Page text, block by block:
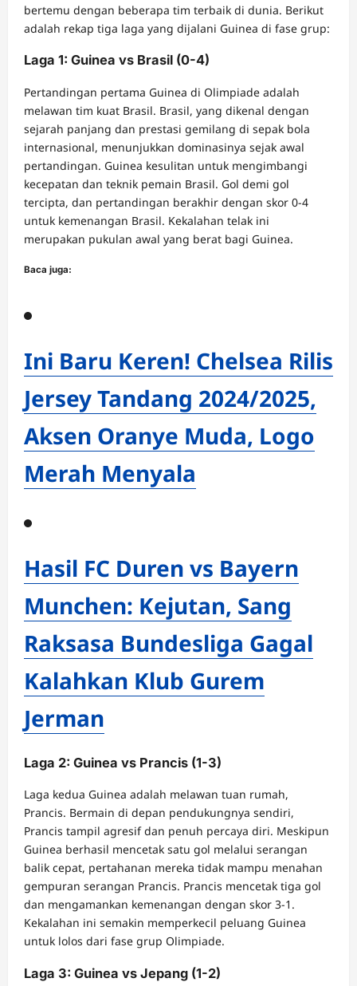
bertemu dengan beberapa tim terbaik di dunia. Berikut
adalah rekap tiga laga yang dijalani Guinea di fase grup:
Laga 1: Guinea vs Brasil (0-4)
Pertandingan pertama Guinea di Olimpiade adalah
melawan tim kuat Brasil. Brasil, yang dikenal dengan
sejarah panjang dan prestasi gemilang di sepak bola
internasional, menunjukkan dominasinya sejak awal
pertandingan. Guinea kesulitan untuk mengimbangi
kecepatan dan teknik pemain Brasil. Gol demi gol
tercipta, dan pertandingan berakhir dengan skor 0-4
untuk kemenangan Brasil. Kekalahan telak ini
merupakan pukulan awal yang berat bagi Guinea.
Baca juga:
Ini Baru Keren! Chelsea Rilis
Jersey Tandang 2024/2025,
Aksen Oranye Muda, Logo
Merah Menyala
Hasil FC Duren vs Bayern
Munchen: Kejutan, Sang
Raksasa Bundesliga Gagal
Kalahkan Klub Gurem
Jerman
Laga 2: Guinea vs Prancis (1-3)
Laga kedua Guinea adalah melawan tuan rumah,
Prancis. Bermain di depan pendukungnya sendiri,
Prancis tampil agresif dan penuh percaya diri. Meskipun
Guinea berhasil mencetak satu gol melalui serangan
balik cepat, pertahanan mereka tidak mampu menahan
gempuran serangan Prancis. Prancis mencetak tiga gol
dan mengamankan kemenangan dengan skor 3-1.
Kekalahan ini semakin memperkecil peluang Guinea
untuk lolos dari fase grup Olimpiade.
Laga 3: Guinea vs Jepang (1-2)